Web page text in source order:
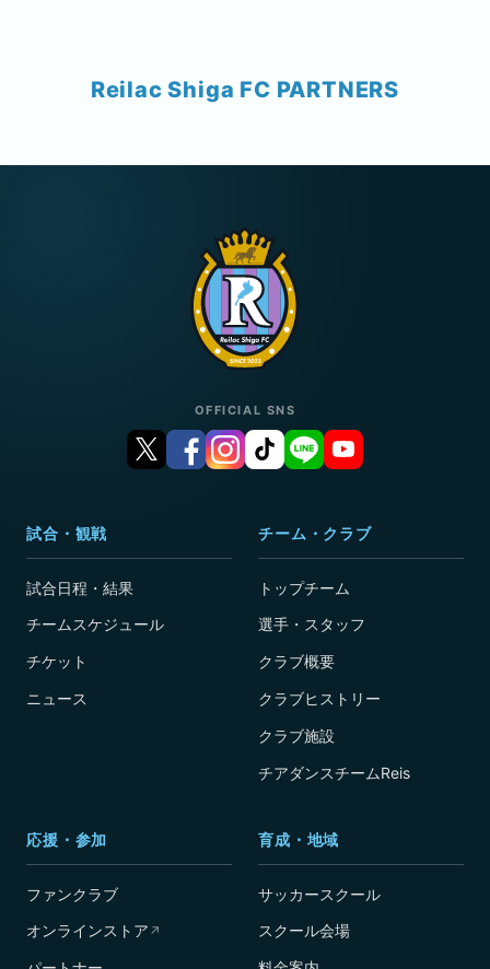
Reilac Shiga FC PARTNERS
OFFICIAL SNS
試合・観戦
試合日程・結果
チームスケジュール
チケット
ニュース
チーム・クラブ
トップチーム
選手・スタッフ
クラブ概要
クラブヒストリー
クラブ施設
チアダンスチームReis
応援・参加
ファンクラブ
オンラインストア ↗
育成・地域
サッカースクール
スクール会場